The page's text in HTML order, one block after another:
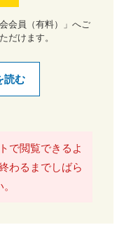
会員（有料）」へご
だけます。
読む
で閲覧できるよ
わるまでしばら